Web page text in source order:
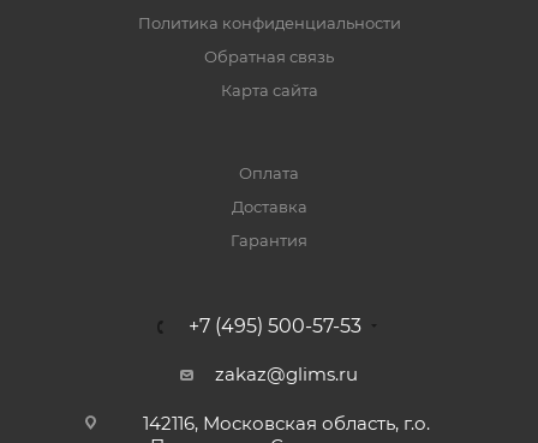
Политика конфиденциальности
Обратная связь
Карта сайта
Оплата
Доставка
Гарантия
+7 (495) 500-57-53
zakaz@glims.ru
142116, Московская область, г.о.